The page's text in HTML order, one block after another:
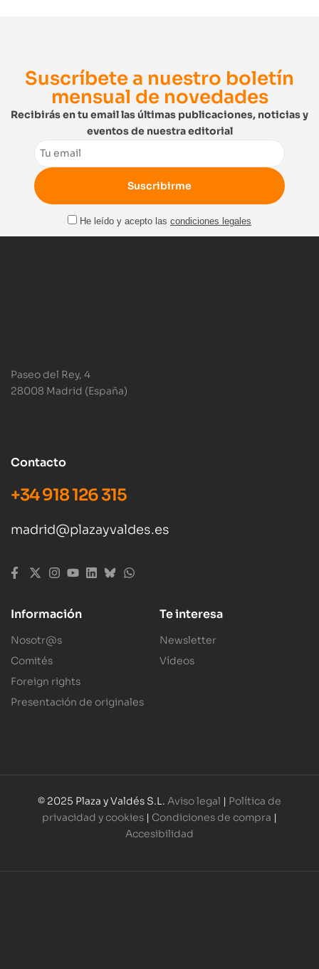
Suscríbete a nuestro boletín
mensual de novedades
Recibirás en tu email las últimas publicaciones, noticias y
eventos de nuestra editorial
Email
He leído y acepto las condiciones legales
Paseo del Rey, 4
28008 Madrid (España)
Contacto
+34 918 126 315
madrid@plazayvaldes.es
Información
Nosotr@s
Comités
Foreign rights
Presentación de originales
Te interesa
Newsletter
Vídeos
© 2025 Plaza y Valdés S.L. Aviso legal | Política de
privacidad y cookies | Condiciones de compra |
Accesibilidad